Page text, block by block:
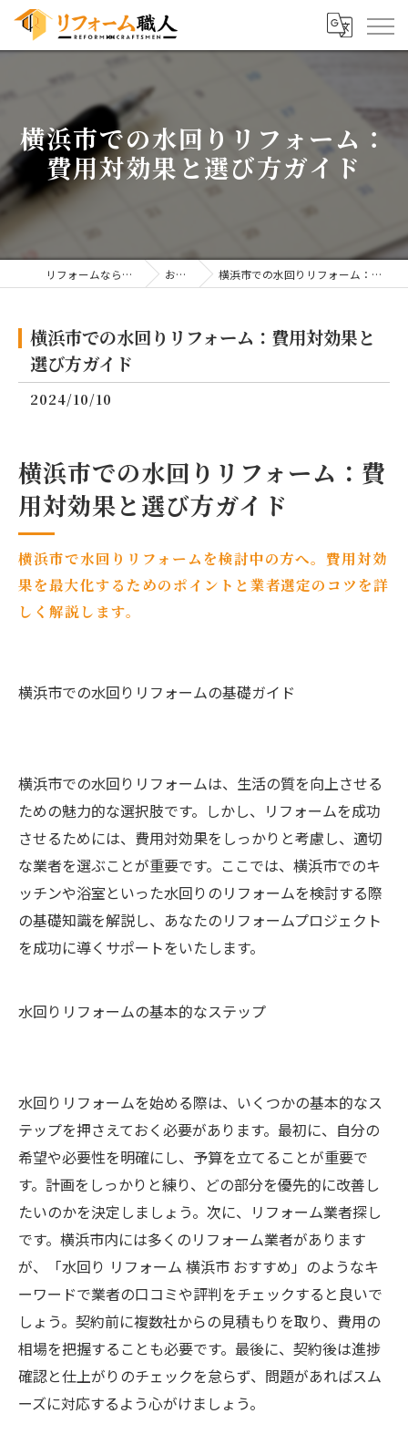
横浜市での水回りリフォーム：
費用対効果と選び方ガイド
リフォームならリフォーム職人 お知らせ 横浜市での水回りリフォーム：費用対効果と選び方ガイド
横浜市での水回りリフォーム：費用対効果と
選び方ガイド
2024/10/10
横浜市での水回りリフォーム：費
用対効果と選び方ガイド
横浜市で水回りリフォームを検討中の方へ。費用対効
果を最大化するためのポイントと業者選定のコツを詳
しく解説します。
横浜市での水回りリフォームの基礎ガイド
横浜市での水回りリフォームは、生活の質を向上させる
ための魅力的な選択肢です。しかし、リフォームを成功
させるためには、費用対効果をしっかりと考慮し、適切
な業者を選ぶことが重要です。ここでは、横浜市でのキ
ッチンや浴室といった水回りのリフォームを検討する際
の基礎知識を解説し、あなたのリフォームプロジェクト
を成功に導くサポートをいたします。
水回りリフォームの基本的なステップ
水回りリフォームを始める際は、いくつかの基本的なス
テップを押さえておく必要があります。最初に、自分の
希望や必要性を明確にし、予算を立てることが重要で
す。計画をしっかりと練り、どの部分を優先的に改善し
たいのかを決定しましょう。次に、リフォーム業者探し
です。横浜市内には多くのリフォーム業者があります
が、「水回り リフォーム 横浜市 おすすめ」のようなキ
ーワードで業者の口コミや評判をチェックすると良いで
しょう。契約前に複数社からの見積もりを取り、費用の
相場を把握することも必要です。最後に、契約後は進捗
確認と仕上がりのチェックを怠らず、問題があればスム
ーズに対応するよう心がけましょう。